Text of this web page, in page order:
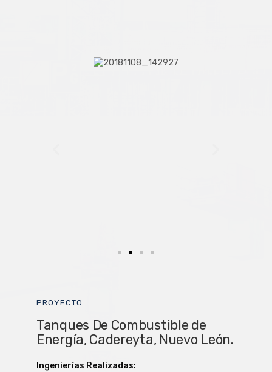
PROYECTO
Tanques De Combustible de
Energía, Cadereyta, Nuevo León.
Ingenierías Realizadas: